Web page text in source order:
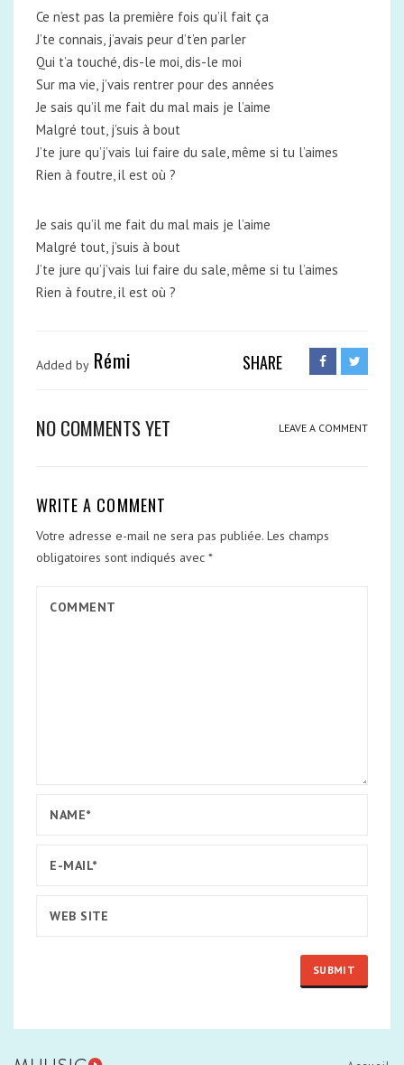
Ce n’est pas la première fois qu’il fait ça
J’te connais, j’avais peur d’t’en parler
Qui t’a touché, dis-le moi, dis-le moi
Sur ma vie, j’vais rentrer pour des années
Je sais qu’il me fait du mal mais je l’aime
Malgré tout, j’suis à bout
J’te jure qu’j’vais lui faire du sale, même si tu l’aimes
Rien à foutre, il est où ?
Je sais qu’il me fait du mal mais je l’aime
Malgré tout, j’suis à bout
J’te jure qu’j’vais lui faire du sale, même si tu l’aimes
Rien à foutre, il est où ?
Added by Rémi SHARE
NO COMMENTS YET LEAVE A COMMENT
WRITE A COMMENT
Votre adresse e-mail ne sera pas publiée. Les champs
obligatoires sont indiqués avec *